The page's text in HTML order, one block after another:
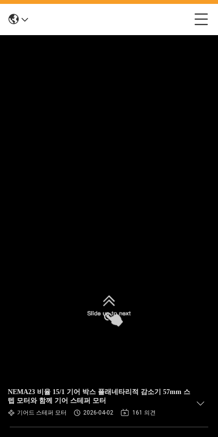
NEMA23 비율 15/1 기어 박스 플래네타리적 감소기 57mm 스
텝 모터와 함께 기어 스테퍼 모터
기어드 스테퍼 모터 2026-04-02 161 의견